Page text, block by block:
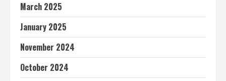
March 2025
January 2025
November 2024
October 2024